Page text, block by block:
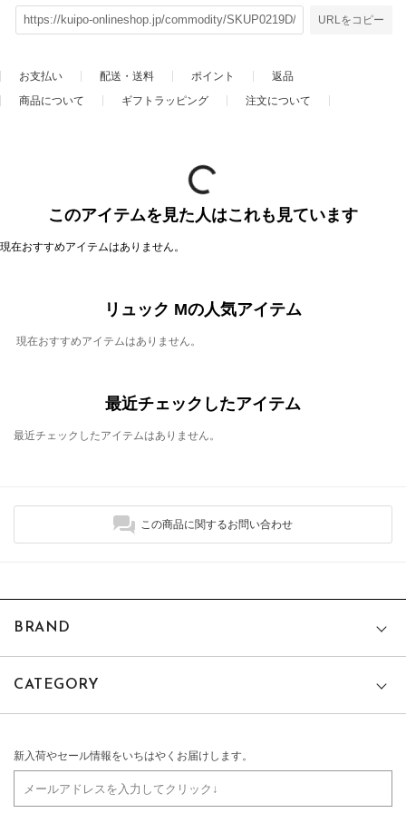
URLをコピー
お支払い 配送・送料 ポイント
返品
商品について
ギフトラッピング 注文について
このアイテムを見た人はこれも見ています
現在おすすめアイテムはありません。
リュック Mの人気アイテム
現在おすすめアイテムはありません。
最近チェックしたアイテム
最近チェックしたアイテムはありません。
この商品に関するお問い合わせ
BRAND
CATEGORY
新入荷やセール情報をいちはやくお届けします。